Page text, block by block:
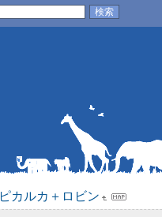
ピカルカ＋ロビン